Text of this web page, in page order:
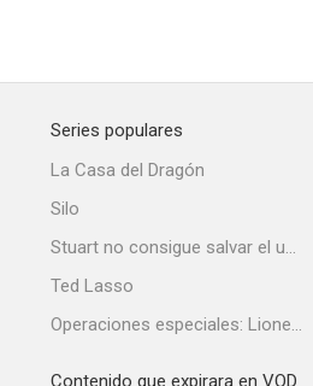
Series populares
La Casa del Dragón
Silo
Stuart no consigue salvar el universo
Ted Lasso
Operaciones especiales: Lioness
Contenido que expirara en VOD